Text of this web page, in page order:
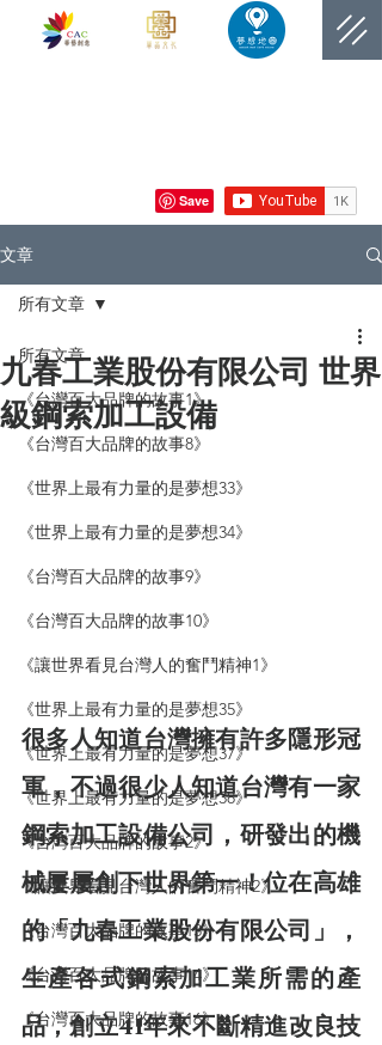
文章
所有文章
《台灣百大品牌的故事1》
《台灣百大品牌的故事8》
《世界上最有力量的是夢想33》
《世界上最有力量的是夢想34》
《台灣百大品牌的故事9》
《台灣百大品牌的故事10》
《讓世界看見台灣人的奮鬥精神1》
《世界上最有力量的是夢想35》
《世界上最有力量的是夢想37》
《世界上最有力量的是夢想38》
《台灣百大品牌的故事2》
《讓世界看見台灣人的奮鬥精神2》
《台灣百大品牌的故事13》
《台灣百大品牌的故事14》
《台灣百大品牌的故事16》
所有文章
九春工業股份有限公司 世界
級鋼索加工設備
很多人知道台灣擁有許多隱形冠
軍，不過很少人知道台灣有一家
鋼索加工設備公司，研發出的機
械屢屢創下世界第一！位在高雄
的「九春工業股份有限公司」，
生產各式鋼索加工業所需的產
品，創立41年來不斷精進改良技